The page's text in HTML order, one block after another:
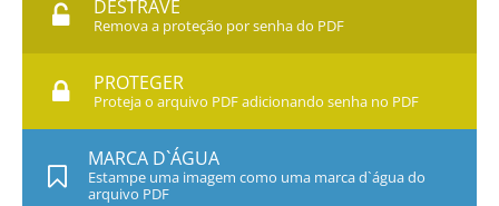
DESTRAVE
Remova a proteção por senha do PDF
PROTEGER
Proteja o arquivo PDF adicionando senha no PDF
MARCA D`ÁGUA
Estampe uma imagem como uma marca d`água do
arquivo PDF